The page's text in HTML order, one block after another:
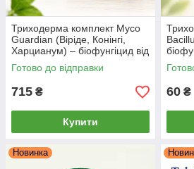
Триходерма комплект Myco
Guardian (Віріде, Конінгі,
Харцианум) – біофунгіцид від
фітофторозу, сірої гнилі,
фузаріозу 3 шт * 0.5 л
Готово до відправки
715 ₴
Купити
60 ₴
Новинка